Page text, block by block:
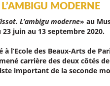
MODERNE
L’ambigu moderne» au
23 juin au 13 septembre 2020.
l’Ecole des Beaux-Arts de
carrière des deux côtés
important de la seconde